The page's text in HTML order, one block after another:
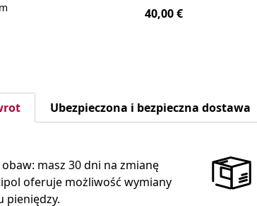
40,00 €
Ubezpieczona i bezpieczna dostawa
masz 30 dni na zmianę
oferuje możliwość wymiany
pieniędzy.